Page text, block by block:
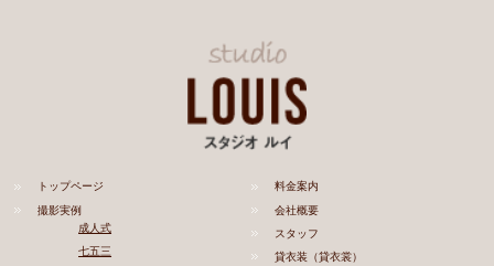
トップページ
撮影実例
成人式
七五三
料金案内
会社概要
スタッフ
貸衣装（貸衣裳）